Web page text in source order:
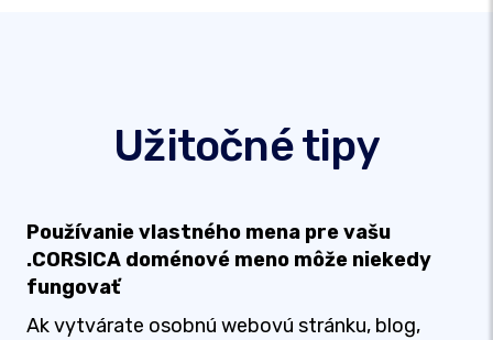
Užitočné tipy
Používanie vlastného mena pre vašu
.CORSICA doménové meno môže niekedy
fungovať
Ak vytvárate osobnú webovú stránku, blog,